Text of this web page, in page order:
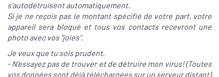
s’autodétruisent automatiquement.
Si je ne reçois pas le montant spécifié de votre part, votre
appareil sera bloqué et tous vos contacts recevront une
photo avec vos "joies".
Je veux que tu sois prudent.
- N'essayez pas de trouver et de détruire mon virus! (Toutes
vos données sont déjà téléchargées sur un serveur distant)